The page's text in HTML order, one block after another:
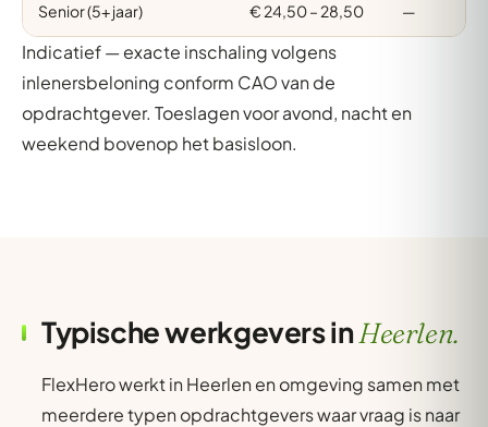
Senior (5+ jaar) € 24,50 – 28,50 —
Indicatief — exacte inschaling volgens
inlenersbeloning conform CAO van de
opdrachtgever. Toeslagen voor avond, nacht en
weekend bovenop het basisloon.
Typische werkgevers inHeerlen.
FlexHero werkt in Heerlen en omgeving samen met
meerdere typen opdrachtgevers waar vraag is naar